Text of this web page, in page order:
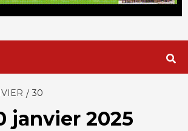
30
janvier 2025